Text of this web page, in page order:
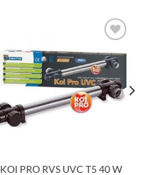
aan
verlanglijst
KOI PRO RVS UVC T5 40 W